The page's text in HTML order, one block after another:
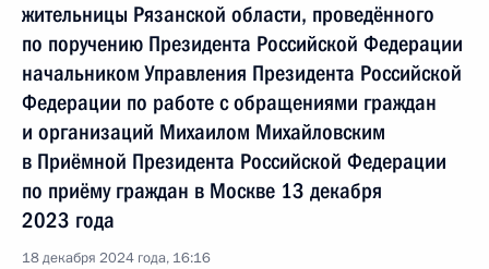
жительницы Рязанской области, проведённого
по поручению Президента Российской Федерации
начальником Управления Президента Российской
Федерации по работе с обращениями граждан
и организаций Михаилом Михайловским
в Приёмной Президента Российской Федерации
по приёму граждан в Москве 13 декабря
2023 года
18 декабря 2024 года, 16:16